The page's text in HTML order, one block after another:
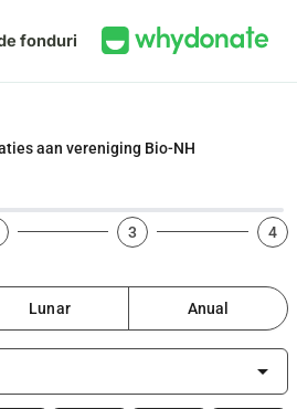
fonduri
aan vereniging Bio-NH
3 4
Lunar Anual
arrow_drop_down